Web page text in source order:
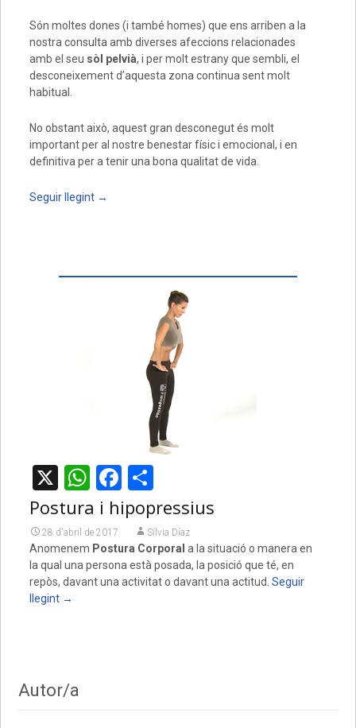
Són moltes dones (i també homes) que ens arriben a la
nostra consulta amb diverses afeccions relacionades
amb el seu sòl pelvià, i per molt estrany que sembli, el
desconeixement d’aquesta zona continua sent molt
habitual.
No obstant això, aquest gran desconegut és molt
important per al nostre benestar físic i emocional, i en
definitiva per a tenir una bona qualitat de vida.
Seguir llegint →
X WhatsApp
Facebook
Comparteix
Postura i hipopressius
28 d'abril de 2017 Sílvia Díaz
Anomenem Postura Corporal a la situació o manera en
la qual una persona està posada, la posició que té, en
repòs, davant una activitat o davant una actitud. Seguir
llegint →
Autor/a